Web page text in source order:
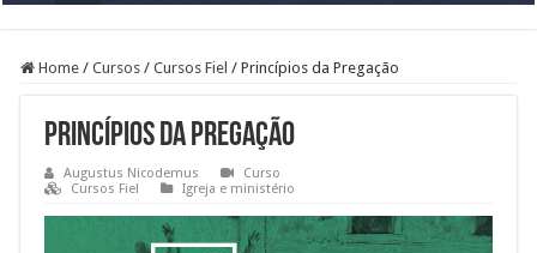
Home / Cursos / Cursos Fiel / Princípios da Pregação
Princípios da Pregação
Augustus Nicodemus
Curso
Cursos Fiel
Igreja e ministério